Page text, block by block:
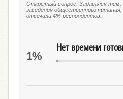
Открытый вопрос. Задавался
заведения общественного
отвечали 4% респондентов.
Нет времени
1%